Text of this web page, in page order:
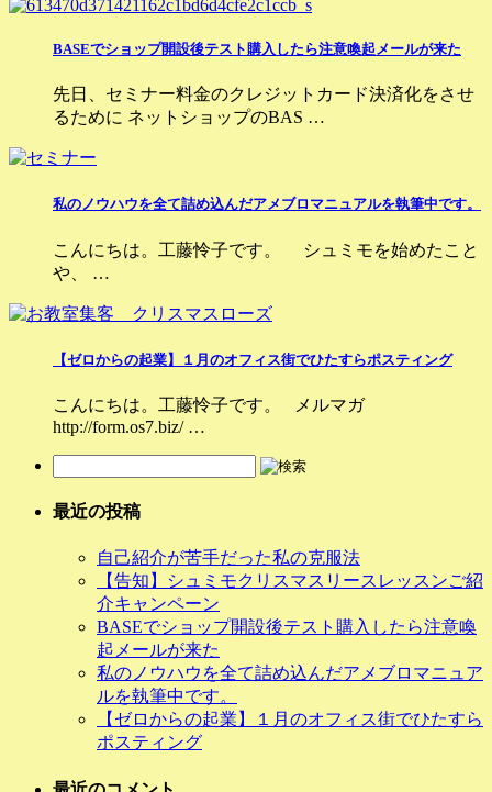
BASEでショップ開設後テスト購入したら注意喚起メールが来た
先日、セミナー料金のクレジットカード決済化をさせ
るために ネットショップのBAS …
私のノウハウを全て詰め込んだアメブロマニュアルを執筆中です。
こんにちは。工藤怜子です。 シュミモを始めたこと
や、 …
【ゼロからの起業】１月のオフィス街でひたすらポスティング
こんにちは。工藤怜子です。 メルマガ
http://form.os7.biz/ …
最近の投稿
自己紹介が苦手だった私の克服法
【告知】シュミモクリスマスリースレッスンご紹
介キャンペーン
BASEでショップ開設後テスト購入したら注意喚
起メールが来た
私のノウハウを全て詰め込んだアメブロマニュア
ルを執筆中です。
【ゼロからの起業】１月のオフィス街でひたすら
ポスティング